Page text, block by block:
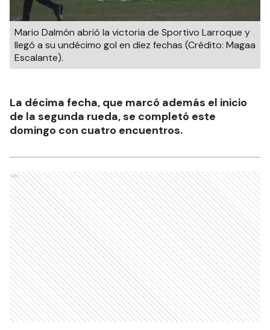
Mario Dalmón abrió la victoria de Sportivo Larroque y
llegó a su undécimo gol en diez fechas (Crédito: Magaa
Escalante).
La décima fecha, que marcó además el inicio
de la segunda rueda, se completó este
domingo con cuatro encuentros.
Ads